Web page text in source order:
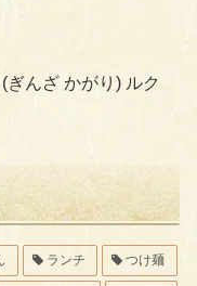
ぎんざ かがり) ルク
ランチ つけ麺